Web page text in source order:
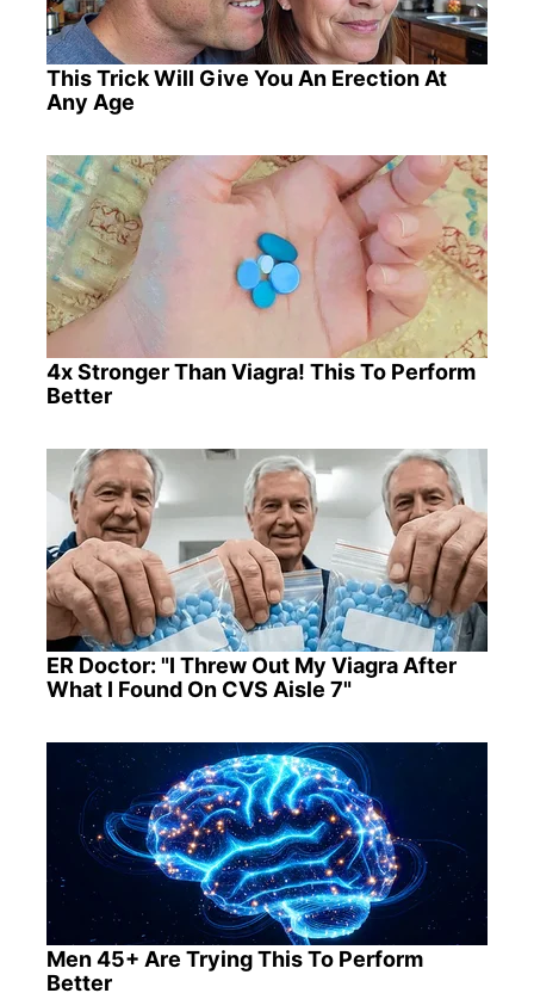
This Trick Will Give You An Erection At
Any Age
4x Stronger Than Viagra! This To Perform
Better
ER Doctor: "I Threw Out My Viagra After
What I Found On CVS Aisle 7"
Men 45+ Are Trying This To Perform
Better